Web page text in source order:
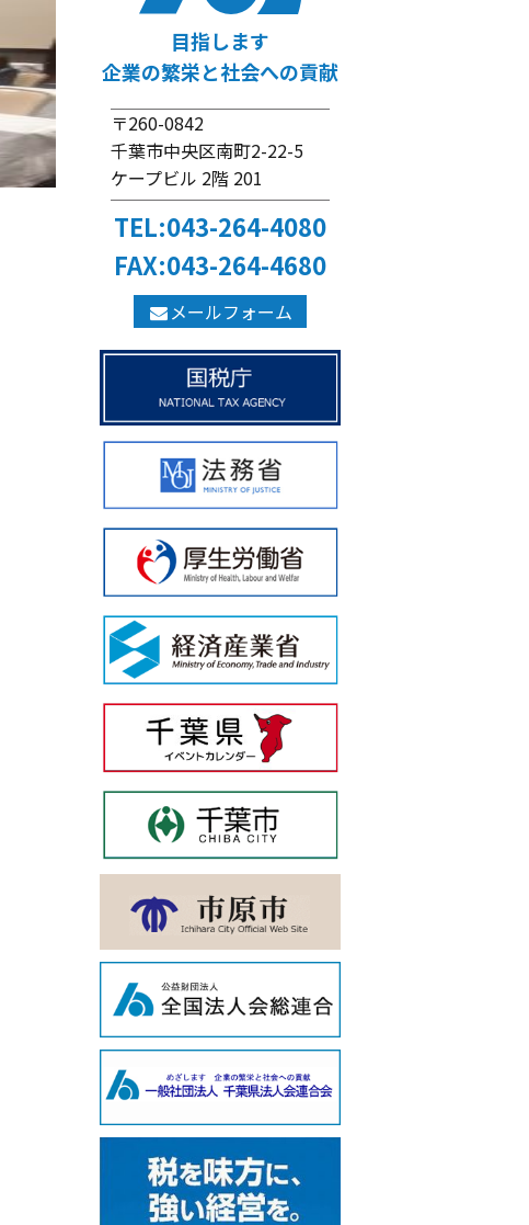
目指します
企業の繁栄と社会への貢献
〒260-0842
千葉市中央区南町2-22-5
ケープビル 2階 201
TEL:043-264-4080
FAX:043-264-4680
メールフォーム